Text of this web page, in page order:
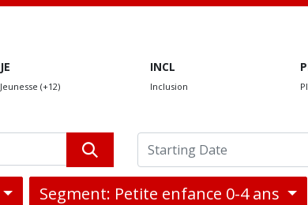
JE
Jeunesse (+12)
INCL
Inclusion
Segment: Petite enfance 0-4 ans